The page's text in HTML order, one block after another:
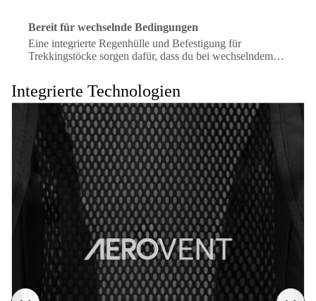
Bereit für wechselnde Bedingungen
Eine integrierte Regenhülle und Befestigung für
Trekkingstöcke sorgen dafür, dass du bei wechselndem
Integrierte Technologien